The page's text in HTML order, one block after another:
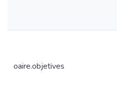
oaire.objetives